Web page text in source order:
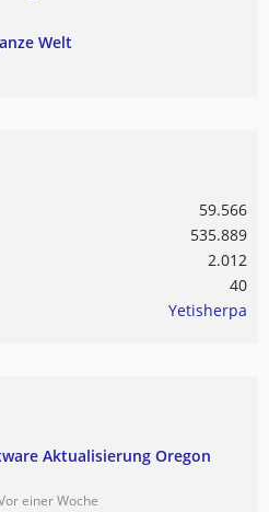
Welt
59.566
535.889
2.012
40
Yetisherpa
Aktualisierung Oregon
einer Woche